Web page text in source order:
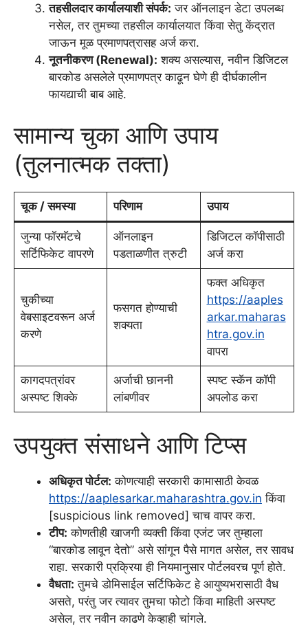
तहसीलदार कार्यालयाशी संपर्क: जर ऑनलाइन डेटा उपलब्ध
नसेल, तर तुमच्या तहसील कार्यालयात किंवा सेतु केंद्रात
जाऊन मूळ प्रमाणपत्रासह अर्ज करा.
नूतनीकरण (Renewal): शक्य असल्यास, नवीन डिजिटल
बारकोड असलेले प्रमाणपत्र काढून घेणे ही दीर्घकालीन
फायद्याची बाब आहे.
सामान्य चुका आणि उपाय
(तुलनात्मक तक्ता)
चूक / समस्या परिणाम उपाय
जुन्या फॉरमॅटचे
सर्टिफिकेट वापरणे
ऑनलाइन
पडताळणीत त्रुटी
डिजिटल कॉपीसाठी
अर्ज करा
चुकीच्या
वेबसाइटवरून अर्ज
करणे
फसगत होण्याची
शक्यता
फक्त अधिकृत
https://aaples
arkar.maharas
htra.gov.in
वापरा
कागदपत्रांवर
अस्पष्ट शिक्के
अर्जाची छाननी
लांबणीवर
स्पष्ट स्कॅन कॉपी
अपलोड करा
उपयुक्त संसाधने आणि टिप्स
अधिकृत पोर्टल: कोणत्याही सरकारी कामासाठी केवळ
https://aaplesarkar.maharashtra.gov.in किंवा
[suspicious link removed] चाच वापर करा.
टीप: कोणतीही खाजगी व्यक्ती किंवा एजंट जर तुम्हाला
“बारकोड लावून देतो” असे सांगून पैसे मागत असेल, तर सावध
राहा. सरकारी प्रक्रिया ही नियमानुसार पोर्टलवरच पूर्ण होते.
वैधता: तुमचे डोमिसाईल सर्टिफिकेट हे आयुष्यभरासाठी वैध
असते, परंतु जर त्यावर तुमचा फोटो किंवा माहिती अस्पष्ट
असेल, तर नवीन काढणे केव्हाही चांगले.